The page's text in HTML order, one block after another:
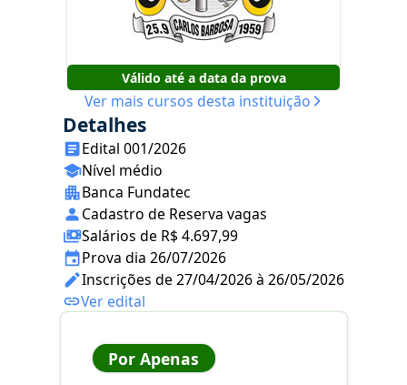
Válido até a data da prova
Ver mais cursos desta instituição
Detalhes
Edital 001/2026
Nível médio
Banca Fundatec
Cadastro de Reserva vagas
Salários de R$ 4.697,99
Prova dia 26/07/2026
Inscrições de 27/04/2026 à 26/05/2026
Ver edital
Por Apenas